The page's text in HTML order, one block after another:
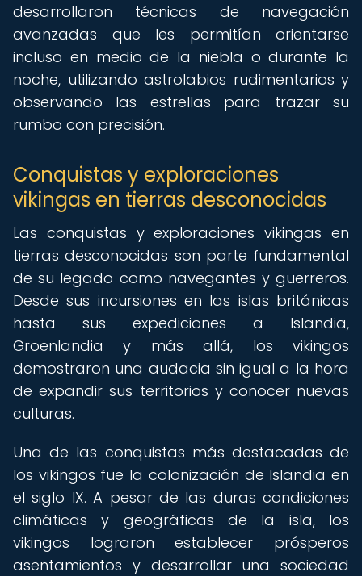
desarrollaron técnicas de navegación
avanzadas que les permitían orientarse
incluso en medio de la niebla o durante la
noche, utilizando astrolabios rudimentarios y
observando las estrellas para trazar su
rumbo con precisión.
Conquistas y exploraciones
vikingas en tierras desconocidas
Las conquistas y exploraciones vikingas en
tierras desconocidas son parte fundamental
de su legado como navegantes y guerreros.
Desde sus incursiones en las islas británicas
hasta sus expediciones a Islandia,
Groenlandia y más allá, los vikingos
demostraron una audacia sin igual a la hora
de expandir sus territorios y conocer nuevas
culturas.
Una de las conquistas más destacadas de
los vikingos fue la colonización de Islandia en
el siglo IX. A pesar de las duras condiciones
climáticas y geográficas de la isla, los
vikingos lograron establecer prósperos
asentamientos y desarrollar una sociedad